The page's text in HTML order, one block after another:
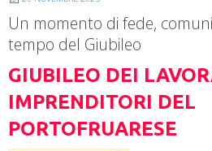
Un momento di fede,
tempo del Giubileo
GIUBILEO DEI
IMPRENDITORI DEL
PORTOFRUARESE